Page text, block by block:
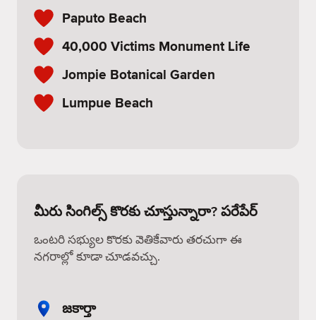
Paputo Beach
40,000 Victims Monument Life
Jompie Botanical Garden
Lumpue Beach
మీరు సింగిల్స్ కొరకు చూస్తున్నారా? పరేపేర్
ఒంటరి సభ్యుల కొరకు వెతికేవారు తరచుగా ఈ
నగరాల్లో కూడా చూడవచ్చు.
జకార్తా